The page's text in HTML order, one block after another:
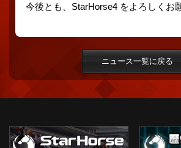
今後とも、StarHorse4 をよろしくお
ニュース一覧に戻る